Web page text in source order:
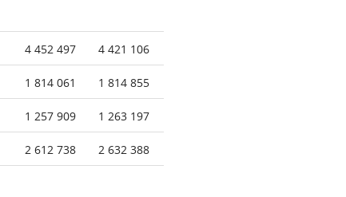
4 452 497 4 421 106
1 814 061 1 814 855
1 257 909 1 263 197
2 612 738 2 632 388